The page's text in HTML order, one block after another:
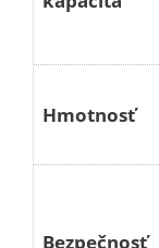
Hmotnosť
Bezpečnosť